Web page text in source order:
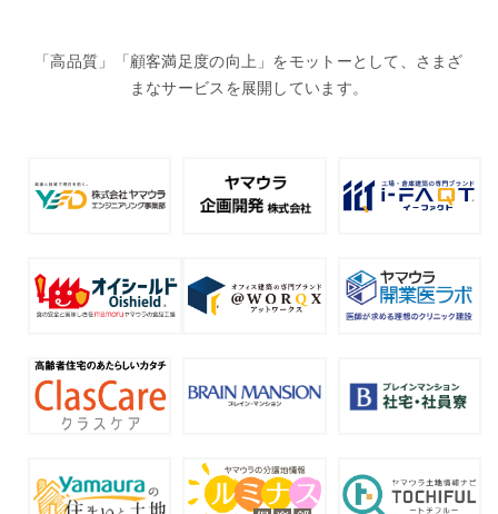
「高品質」「顧客満足度の向上」をモットーとして、さまざ
まなサービスを展開しています。